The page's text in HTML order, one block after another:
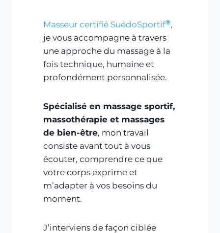
Masseur certifié SuédoSportif®,
je vous accompagne à travers
une approche du massage à la
fois technique, humaine et
profondément personnalisée.
Spécialisé en massage sportif,
massothérapie et massages
de bien-être, mon travail
consiste avant tout à vous
écouter, comprendre ce que
votre corps exprime et
m’adapter à vos besoins du
moment.
J’interviens de façon ciblée